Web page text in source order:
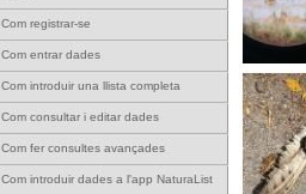
Com registrar-se
Com entrar dades
Com introduir una llista completa
Com consultar i editar dades
Com fer consultes avançades
Com introduir dades a l'app NaturaList